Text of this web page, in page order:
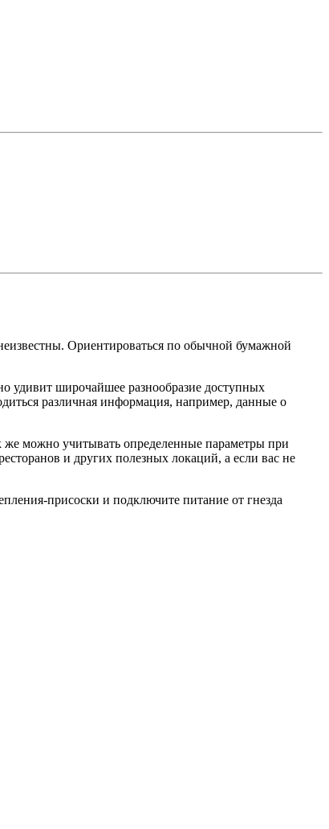
Ориентироваться по обычной бумажной
удивит широчайшее разнообразие доступных
различная информация, например, данные о
же можно учитывать определенные параметры при
и других полезных локаций, а если вас не
присоски и подключите питание от гнезда